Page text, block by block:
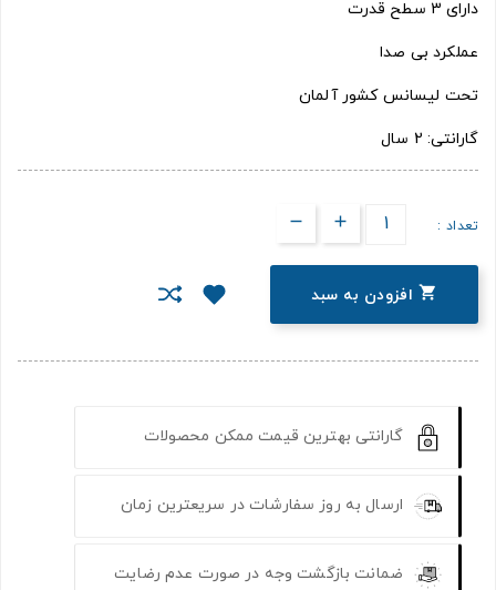
دارای 3 سطح قدرت
عملکرد بی صدا
تحت لیسانس کشور آلمان
گارانتی: 2 سال
تعداد :
 افزودن به سبد
گارانتی بهترین قیمت ممکن محصولات
ارسال به روز سفارشات در سریعترین زمان
ضمانت بازگشت وجه در صورت عدم رضایت